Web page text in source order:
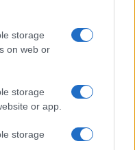
storage
on web or
storage
or app.
storage
| Pubblicità Segnala